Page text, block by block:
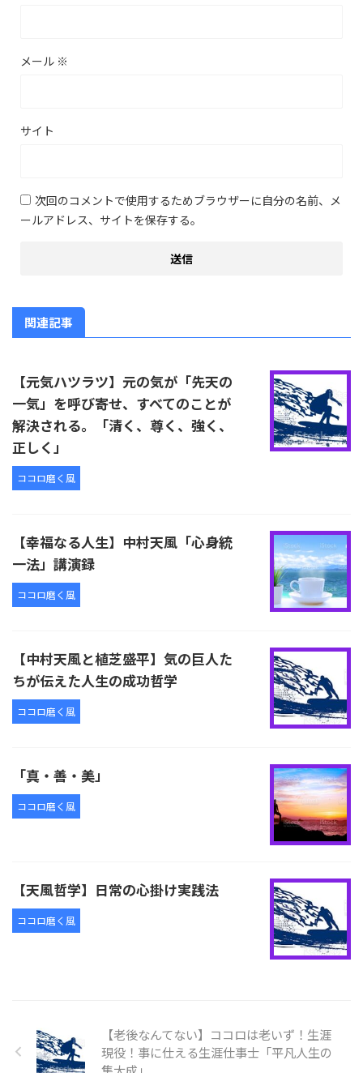
メール ※
サイト
次回のコメントで使用するためブラウザーに自分の名前、メ
ールアドレス、サイトを保存する。
関連記事
【元気ハツラツ】元の気が「先天の
一気」を呼び寄せ、すべてのことが
解決される。「清く、尊く、強く、
正しく」
ココロ磨く風
【幸福なる人生】中村天風「心身統
一法」講演録
ココロ磨く風
【中村天風と植芝盛平】気の巨人た
ちが伝えた人生の成功哲学
ココロ磨く風
「真・善・美」
ココロ磨く風
【天風哲学】日常の心掛け実践法
ココロ磨く風
【老後なんてない】ココロは老いず！生涯
現役！事に仕える生涯仕事士「平凡人生の